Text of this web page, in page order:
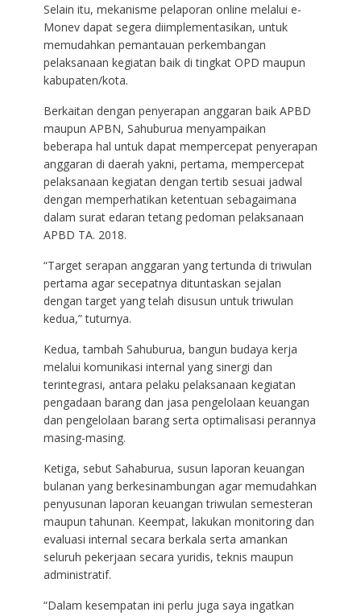
Selain itu, mekanisme pelaporan online melalui e-
Monev dapat segera diimplementasikan, untuk
memudahkan pemantauan perkembangan
pelaksanaan kegiatan baik di tingkat OPD maupun
kabupaten/kota.
Berkaitan dengan penyerapan anggaran baik APBD
maupun APBN, Sahuburua menyampaikan
beberapa hal untuk dapat mempercepat penyerapan
anggaran di daerah yakni, pertama, mempercepat
pelaksanaan kegiatan dengan tertib sesuai jadwal
dengan memperhatikan ketentuan sebagaimana
dalam surat edaran tetang pedoman pelaksanaan
APBD TA. 2018.
“Target serapan anggaran yang tertunda di triwulan
pertama agar secepatnya dituntaskan sejalan
dengan target yang telah disusun untuk triwulan
kedua,” tuturnya.
Kedua, tambah Sahuburua, bangun budaya kerja
melalui komunikasi internal yang sinergi dan
terintegrasi, antara pelaku pelaksanaan kegiatan
pengadaan barang dan jasa pengelolaan keuangan
dan pengelolaan barang serta optimalisasi perannya
masing-masing.
Ketiga, sebut Sahaburua, susun laporan keuangan
bulanan yang berkesinambungan agar memudahkan
penyusunan laporan keuangan triwulan semesteran
maupun tahunan. Keempat, lakukan monitoring dan
evaluasi internal secara berkala serta amankan
seluruh pekerjaan secara yuridis, teknis maupun
administratif.
“Dalam kesempatan ini perlu juga saya ingatkan